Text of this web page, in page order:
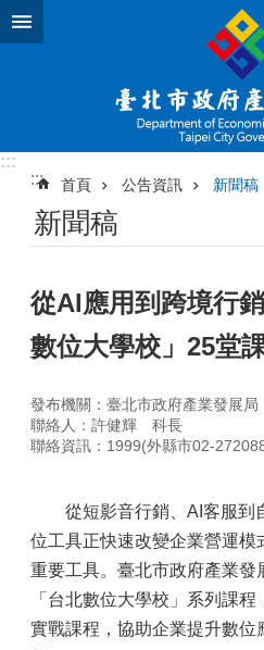
跳到主要內容區塊
:::
:::
首頁 公告資訊 新聞稿
新聞稿
從AI應用到跨境行
數位大學校」25堂
發布機關：臺北市政府產業發展局
聯絡人：許健輝 科長
聯絡資訊：1999(外縣市02-
從短影音行銷、AI客服到
位工具正快速改變企業營運模
重要工具。臺北市政府產業發
「台北數位大學校」系列課
實戰課程，協助企業提升數位